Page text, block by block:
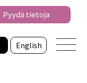
English
Pyydä tietoja